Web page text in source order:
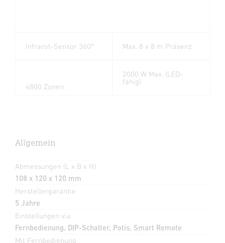
Infrarot-Sensor 360° Max. 8 x 8 m Präsenz
4800 Zonen
2000 W Max. (LED-
fähig)
Allgemein
Abmessungen (L x B x H)
108 x 120 x 120 mm
Herstellergarantie
5 Jahre
Einstellungen via
Fernbedienung, DIP-Schalter, Potis, Smart Remote
Mit Fernbedienung